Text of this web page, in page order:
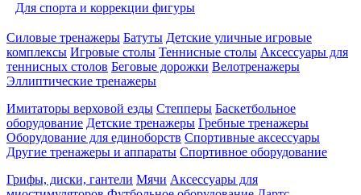
Для спорта и коррекции фигуры
Силовые тренажеры Батуты Детские уличные игровые
комплексы Игровые столы Теннисные столы Аксессуары для
теннисных столов Беговые дорожки Велотренажеры
Эллиптические тренажеры
Имитаторы верховой езды Степперы Баскетбольное
оборудование Детские тренажеры Гребные тренажеры
Оборудование для единоборств Спортивные аксессуары
Другие тренажеры и аппараты Спортивное оборудование
Грифы, диски, гантели Мячи Аксессуары для